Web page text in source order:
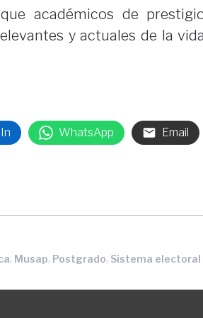
académicos de
y actuales de la
WhatsApp Email
, Musap, Postgrado, Sistema electoral